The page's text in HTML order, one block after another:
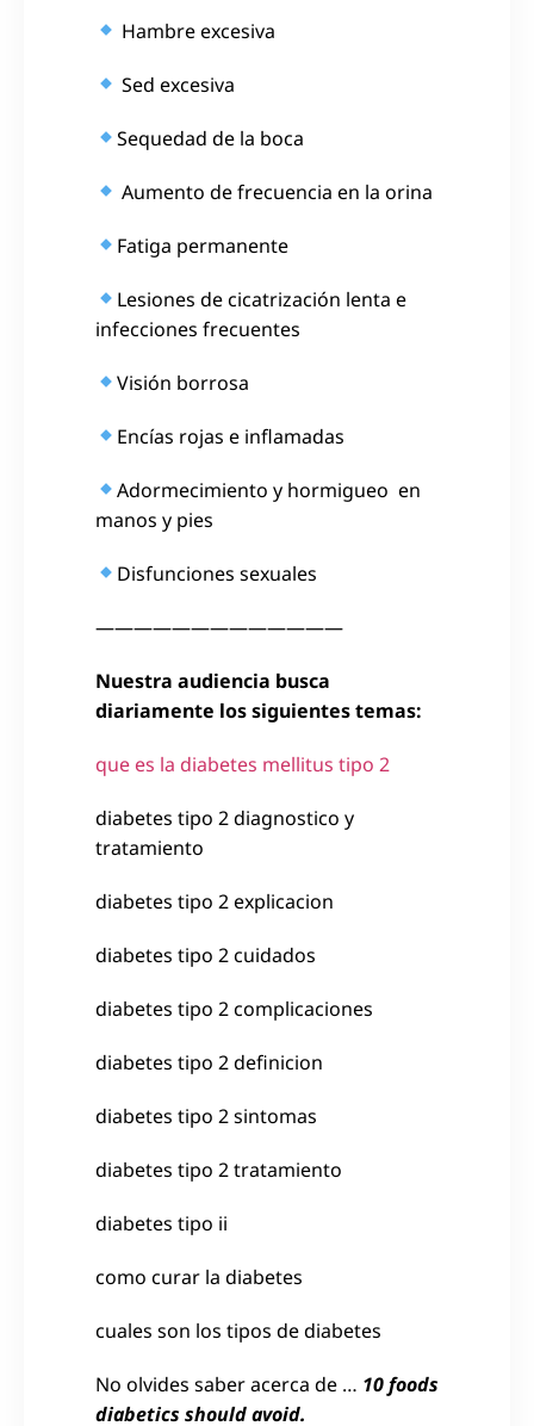
Hambre excesiva
Sed excesiva
Sequedad de la boca
Aumento de frecuencia en la orina
Fatiga permanente
Lesiones de cicatrización lenta e
infecciones frecuentes
Visión borrosa
Encías rojas e inflamadas
Adormecimiento y hormigueo en
manos y pies
Disfunciones sexuales
—————————————
Nuestra audiencia busca
diariamente los siguientes temas:
que es la diabetes mellitus tipo 2
diabetes tipo 2 diagnostico y
tratamiento
diabetes tipo 2 explicacion
diabetes tipo 2 cuidados
diabetes tipo 2 complicaciones
diabetes tipo 2 definicion
diabetes tipo 2 sintomas
diabetes tipo 2 tratamiento
diabetes tipo ii
como curar la diabetes
cuales son los tipos de diabetes
No olvides saber acerca de … 10 foods
diabetics should avoid.